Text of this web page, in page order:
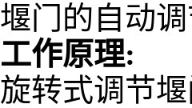
堰门的自动调
工作原理:
旋转式调节